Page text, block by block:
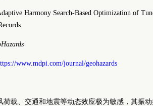
Harmony Search-Based Optimization of
www.mdpi.com/journal/geohazards
荷载、交通和地震等动态效应极为敏感，其振